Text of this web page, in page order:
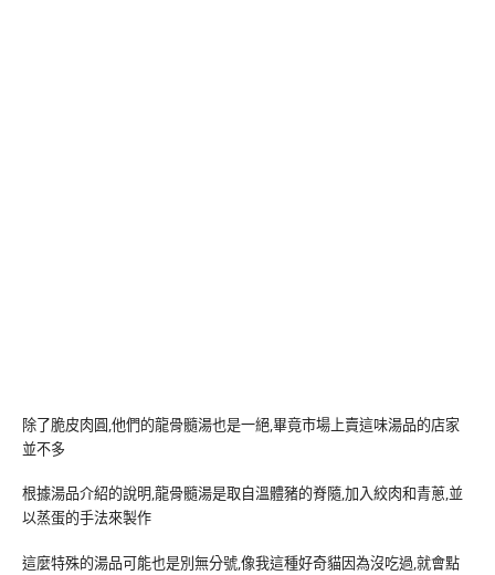
除了脆皮肉圓,他們的龍骨髓湯也是一絕,畢竟市場上賣這味湯品的店家
並不多
根據湯品介紹的說明,龍骨髓湯是取自溫體豬的脊隨,加入絞肉和青蔥,並
以蒸蛋的手法來製作
這麼特殊的湯品可能也是別無分號,像我這種好奇貓因為沒吃過,就會點